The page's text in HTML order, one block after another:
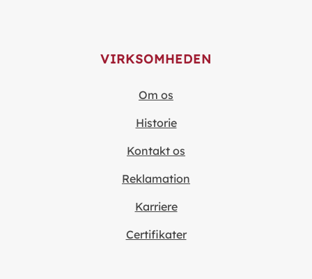
VIRKSOMHEDEN
Om os
Historie
Kontakt os
Reklamation
Karriere
Certifikater